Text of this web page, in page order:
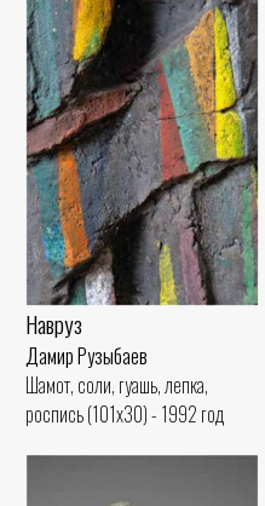
Навруз
Дамир Рузыбаев
Шамот, соли, гуашь, лепка,
роспись (101x30) - 1992 год